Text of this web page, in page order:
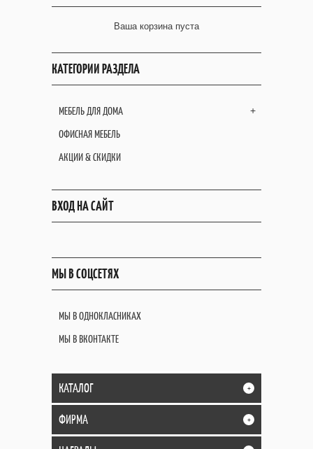
Ваша корзина пуста
КАТЕГОРИИ РАЗДЕЛА
+
МЕБЕЛЬ ДЛЯ ДОМА
ОФИСНАЯ МЕБЕЛЬ
АКЦИИ & СКИДКИ
ВХОД НА САЙТ
МЫ В СОЦСЕТЯХ
МЫ В ОДНОКЛАСНИКАХ
МЫ В ВКОНТАКТЕ
КАТАЛОГ +
ФИРМА +